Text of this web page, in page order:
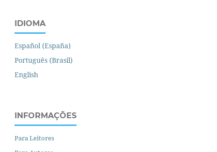
IDIOMA
Español (España)
Português (Brasil)
English
INFORMAÇÕES
Para Leitores